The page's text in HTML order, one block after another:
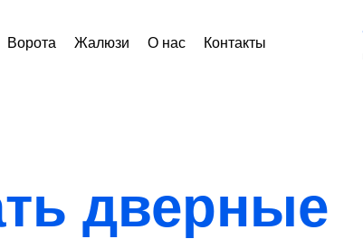
Ворота Жалюзи О нас Контакты
дверные